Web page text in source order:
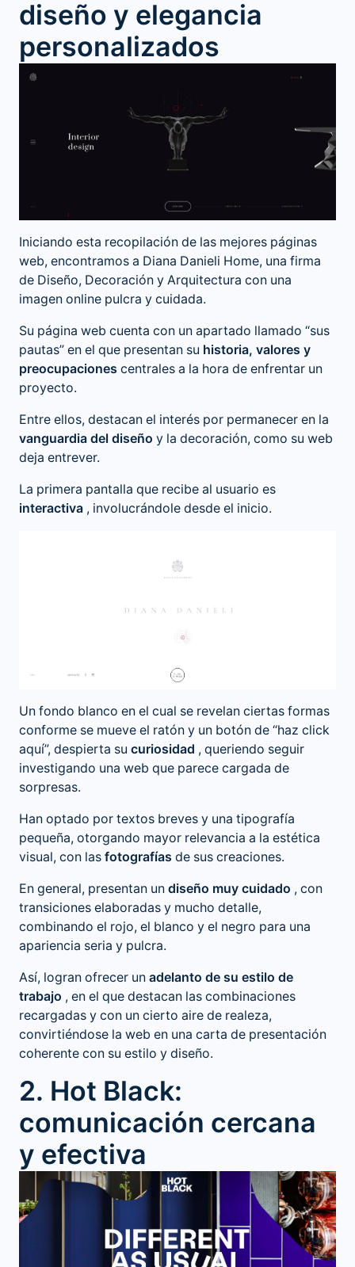
diseño y elegancia
personalizados
Iniciando esta recopilación de las mejores páginas
web, encontramos a Diana Danieli Home, una firma
de Diseño, Decoración y Arquitectura con una
imagen online pulcra y cuidada.
Su página web cuenta con un apartado llamado “sus
pautas” en el que presentan su historia, valores y
preocupaciones centrales a la hora de enfrentar un
proyecto.
Entre ellos, destacan el interés por permanecer en la
vanguardia del diseño y la decoración, como su web
deja entrever.
La primera pantalla que recibe al usuario es
interactiva , involucrándole desde el inicio.
Un fondo blanco en el cual se revelan ciertas formas
conforme se mueve el ratón y un botón de “haz click
aquí”, despierta su curiosidad , queriendo seguir
investigando una web que parece cargada de
sorpresas.
Han optado por textos breves y una tipografía
pequeña, otorgando mayor relevancia a la estética
visual, con las fotografías de sus creaciones.
En general, presentan un diseño muy cuidado , con
transiciones elaboradas y mucho detalle,
combinando el rojo, el blanco y el negro para una
apariencia seria y pulcra.
Así, logran ofrecer un adelanto de su estilo de
trabajo , en el que destacan las combinaciones
recargadas y con un cierto aire de realeza,
convirtiéndose la web en una carta de presentación
coherente con su estilo y diseño.
2. Hot Black:
comunicación cercana
y efectiva